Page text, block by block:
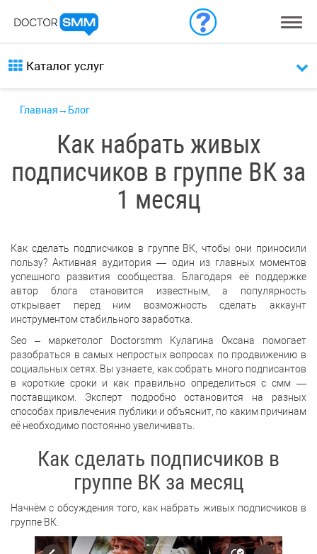
Каталог услуг
Главная→ Блог
Как набрать живых
подписчиков в группе ВК за
1 месяц
Как сделать подписчиков в группе ВК, чтобы они приносили
пользу? Активная аудитория — один из главных моментов
успешного развития сообщества. Благодаря её поддержке
автор блога становится известным, а популярность
открывает перед ним возможность сделать аккаунт
инструментом стабильного заработка.
Seo – маркетолог Doctorsmm Кулагина Оксана помогает
разобраться в самых непростых вопросах по продвижению в
социальных сетях. Вы узнаете, как собрать много подписантов
в короткие сроки и как правильно определиться с смм —
поставщиком. Эксперт подробно остановится на разных
способах привлечения публики и объяснит, по каким причинам
её необходимо постоянно увеличивать.
Как сделать подписчиков в
группе ВК за месяц
Начнём с обсуждения того, как набрать живых подписчиков в
группе ВК.